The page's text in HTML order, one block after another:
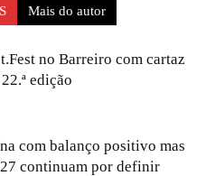
Mais do autor
no Barreiro com cartaz
edição
com balanço positivo mas
continuam por definir